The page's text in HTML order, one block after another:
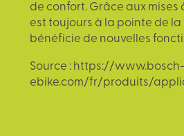
de confort. Grâce aux mises
est toujours à la pointe de
bénéficie de nouvelles
Source : https://www.bosch-
ebike.com/fr/produits/